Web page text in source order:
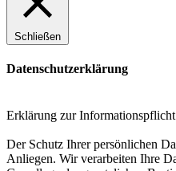
Schließen
Datenschutzerklärung
Erklärung zur Informationspflicht
Der Schutz Ihrer persönlichen
Anliegen. Wir verarbeiten Ihre